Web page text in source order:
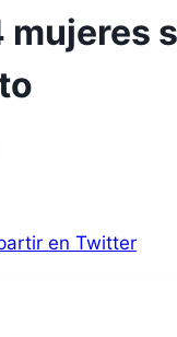
mujeres
en Twitter